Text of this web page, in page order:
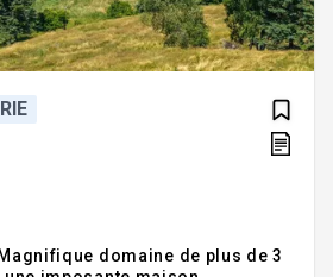
Magnifique domaine de plus de 3